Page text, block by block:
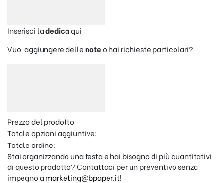
Inserisci ladedicaqui
Vuoi aggiungere dellenoteo hai richieste particolari?
Prezzo del prodotto
Totale opzioni aggiuntive:
Totale ordine:
Stai organizzando una festa e hai bisogno di più quantitativi
di questo prodotto? Contattaci per un preventivo senza
impegno amarketing@bpaper.it!